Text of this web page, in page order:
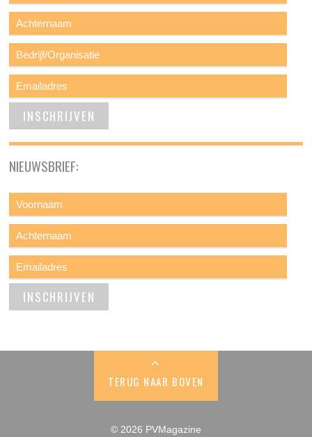
NIEUWSBRIEF:
TERUG NAAR BOVEN
© 2026 PVMagazine